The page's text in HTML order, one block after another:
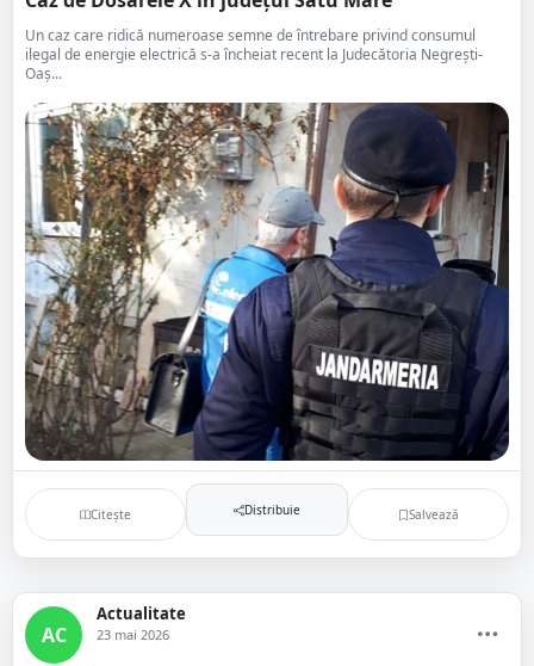
Un caz care ridică numeroase semne de întrebare privind consumul
ilegal de energie electrică s-a încheiat recent la Judecătoria Negrești-
Oaș...
Citește Distribuie Salvează
AC
Actualitate
23 mai 2026